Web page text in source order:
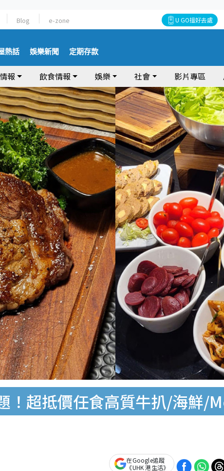
Blog e-zone U GO搵好去處
熱話 娛樂新聞 定期存款
報 飲食情報 娛樂 社會 影片專區
！超抵價任食高質牛扒/海鮮/
在Google追蹤
《UHK 港生活》